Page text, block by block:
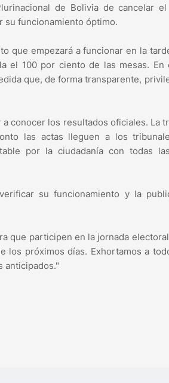
de Bolivia de cancelar
su funcionamiento óptimo.
que empezará a funcionar en la
el 100 por ciento de las mesas. En
que, de forma transparente,
conocer los resultados oficiales. La
las actas lleguen a los
por la ciudadanía con todas
su funcionamiento y la
que participen en la jornada
los próximos días. Exhortamos a
anticipados."